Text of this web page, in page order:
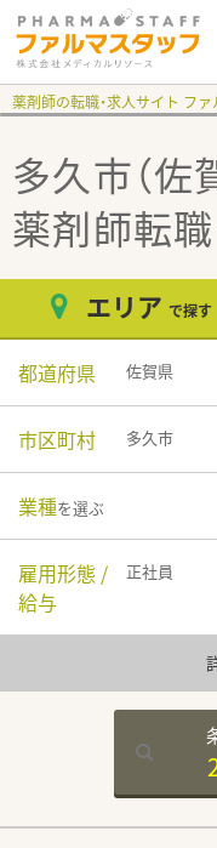
薬剤師の転職・求人サイト フ
多久市（佐
薬剤師転
エリア で探す
都道府県 佐賀県
市区町村 多久市
業種を選ぶ
雇用形態 /
給与
正社員